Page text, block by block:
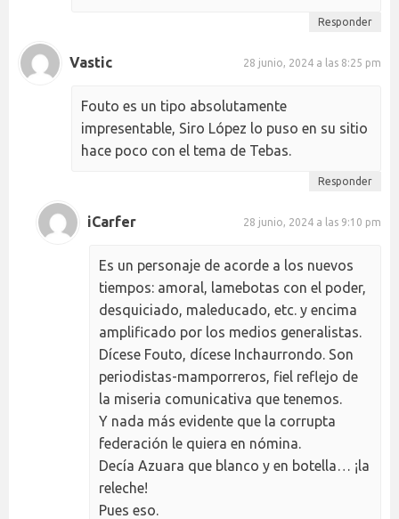
Responder
Vastic 28 junio, 2024 a las 8:25 pm
Fouto es un tipo absolutamente
impresentable, Siro López lo puso en su sitio
hace poco con el tema de Tebas.
Responder
iCarfer 28 junio, 2024 a las 9:10 pm
Es un personaje de acorde a los nuevos
tiempos: amoral, lamebotas con el poder,
desquiciado, maleducado, etc. y encima
amplificado por los medios generalistas.
Dícese Fouto, dícese Inchaurrondo. Son
periodistas-mamporreros, fiel reflejo de
la miseria comunicativa que tenemos.
Y nada más evidente que la corrupta
federación le quiera en nómina.
Decía Azuara que blanco y en botella… ¡la
releche!
Pues eso.